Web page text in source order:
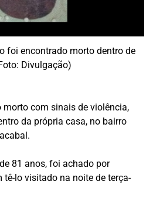
foi encontrado morto dentro de
Divulgação)
com sinais de violência,
da própria casa, no bairro
81 anos, foi achado por
lo visitado na noite de terça-